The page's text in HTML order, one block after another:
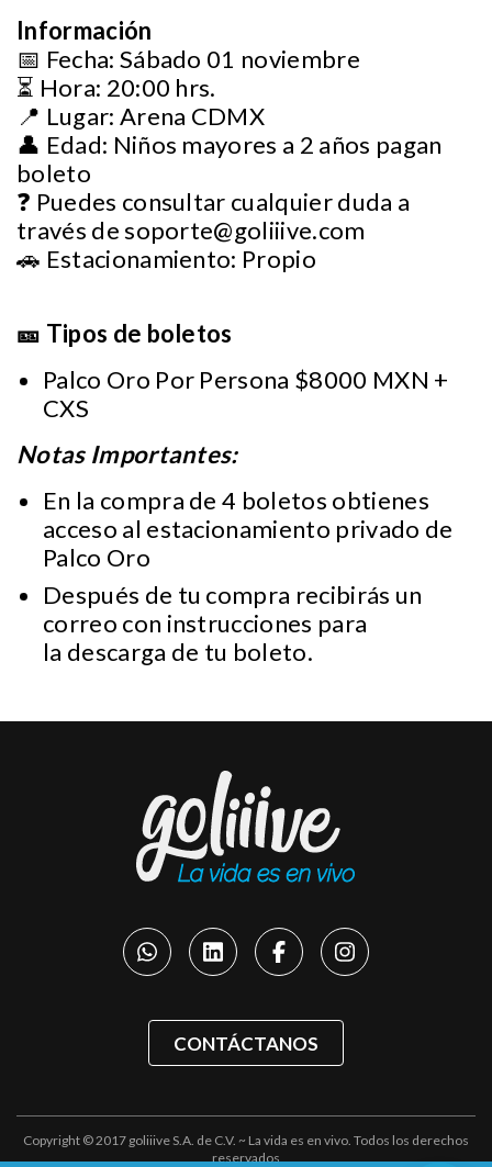
Información
📅 Fecha: Sábado 01 noviembre
⏳ Hora: 20:00 hrs.
📍 Lugar: Arena CDMX
👤 Edad: Niños mayores a 2 años pagan
boleto
❓ Puedes consultar cualquier duda a
través desoporte@goliiive.com
🚗 Estacionamiento: Propio
🎫 Tipos de boletos
Palco Oro Por Persona $8000 MXN +
CXS
Notas Importantes:
En la compra de 4 boletos obtienes
acceso al estacionamiento privado de
Palco Oro
Después de tu compra recibirás un
correo con instrucciones para
la descarga de tu boleto.
CONTÁCTANOS
Copyright © 2017 goliiive S.A. de C.V. ~ La vida es en vivo. Todos los derechos
reservados